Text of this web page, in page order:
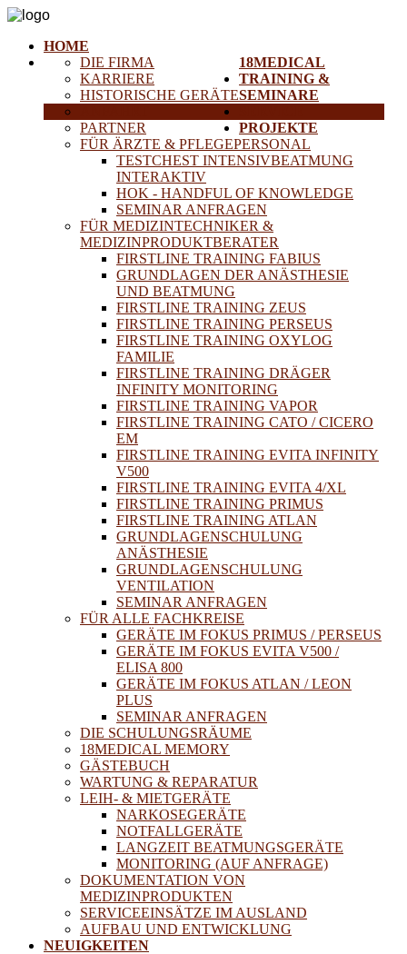
HOME
18MEDICAL
DIE FIRMA
KARRIERE
HISTORISCHE GERÄTE
PARTNER
TRAINING &
SEMINARE
FÜR ÄRZTE & PFLEGEPERSONAL
TESTCHEST INTENSIVBEATMUNG
INTERAKTIV
HOK - HANDFUL OF KNOWLEDGE
SEMINAR ANFRAGEN
FÜR MEDIZINTECHNIKER &
MEDIZINPRODUKTBERATER
FIRSTLINE TRAINING FABIUS
GRUNDLAGEN DER ANÄSTHESIE
UND BEATMUNG
FIRSTLINE TRAINING ZEUS
FIRSTLINE TRAINING PERSEUS
FIRSTLINE TRAINING OXYLOG
FAMILIE
FIRSTLINE TRAINING DRÄGER
INFINITY MONITORING
FIRSTLINE TRAINING VAPOR
FIRSTLINE TRAINING CATO / CICERO
EM
FIRSTLINE TRAINING EVITA INFINITY
V500
FIRSTLINE TRAINING EVITA 4/XL
FIRSTLINE TRAINING PRIMUS
FIRSTLINE TRAINING ATLAN
GRUNDLAGENSCHULUNG
ANÄSTHESIE
GRUNDLAGENSCHULUNG
VENTILATION
SEMINAR ANFRAGEN
FÜR ALLE FACHKREISE
GERÄTE IM FOKUS PRIMUS / PERSEUS
GERÄTE IM FOKUS EVITA V500 /
ELISA 800
GERÄTE IM FOKUS ATLAN / LEON
PLUS
SEMINAR ANFRAGEN
DIE SCHULUNGSRÄUME
18MEDICAL MEMORY
GÄSTEBUCH
WARTUNG & REPARATUR
LEIH- & MIETGERÄTE
NARKOSEGERÄTE
NOTFALLGERÄTE
LANGZEIT BEATMUNGSGERÄTE
MONITORING (AUF ANFRAGE)
DOKUMENTATION VON
MEDIZINPRODUKTEN
PROJEKTE
SERVICEEINSÄTZE IM AUSLAND
AUFBAU UND ENTWICKLUNG
NEUIGKEITEN